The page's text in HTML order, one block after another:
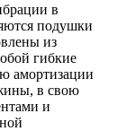
в
подушки
из
гибкие
амортизации
в свою
и